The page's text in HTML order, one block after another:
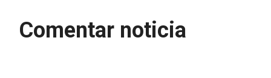
Comentar noticia